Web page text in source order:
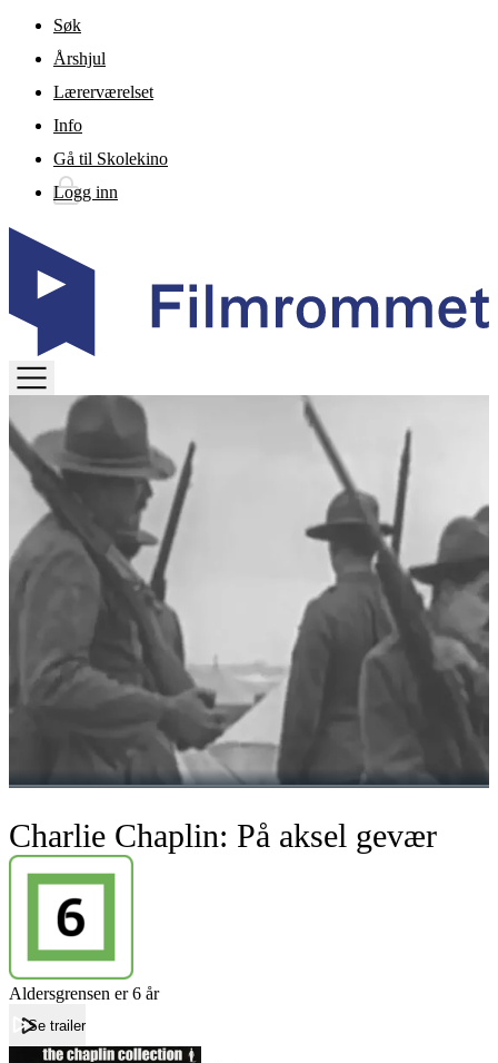
Gå til hovedinnhold
Søk
Årshjul
Lærerværelset
Info
Gå til Skolekino
Logg inn
TOGGLE
MENU
Charlie Chaplin: På aksel gevær
Aldersgrensen er 6 år
Se trailer